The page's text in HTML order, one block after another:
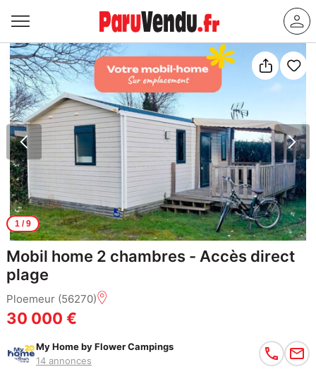
1/ 9
Mobil home 2 chambres - Accès direct
plage
Ploemeur (56270)
30 000 €
My Home by Flower Campings
14 annonces